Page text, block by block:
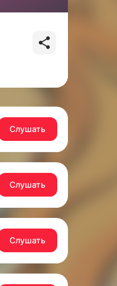
Слушать
Слушать
Слушать